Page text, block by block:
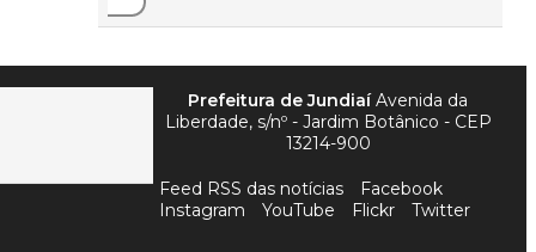
Prefeitura de JundiaíAvenida da
Liberdade, s/nº - Jardim Botânico - CEP
13214-900
Feed RSS das notícias
Facebook
Instagram
YouTube Flickr Twitter